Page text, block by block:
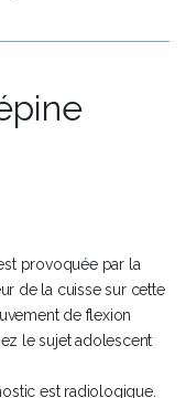
provoquée par la
de la cuisse sur cette
de flexion
le sujet adolescent
est radiologique.